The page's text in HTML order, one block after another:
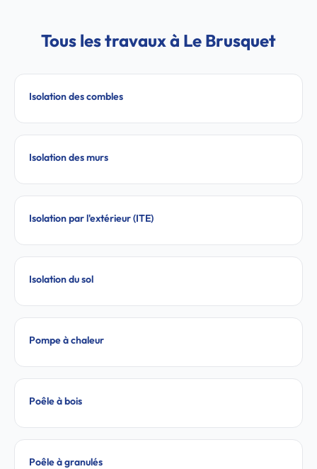
Tous les travaux à Le Brusquet
Isolation des combles
Isolation des murs
Isolation par l'extérieur (ITE)
Isolation du sol
Pompe à chaleur
Poêle à bois
Poêle à granulés